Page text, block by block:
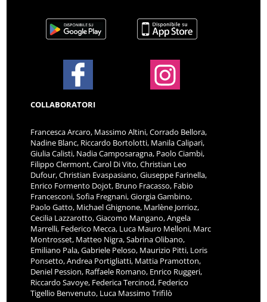
COLLABORATORI
Francesca Arcaro, Massimo Altini, Corrado Bellora,
Nadine Blanc, Riccardo Bortolotti, Manila Calipari,
Giulia Calisti, Nadia Camposaragna, Paolo Ciambi,
Filippo Clermont, Carol Di Vito, Christian Leo
Dufour, Christian Evaspasiano, Giuseppe Farinella,
Enrico Formento Dojot, Bruno Fracasso, Fabio
Francesconi, Sofia Fregnani, Giorgia Gambino,
Paolo Gatto, Michael Ghignone, Marlène Jorrioz,
Cecilia Lazzarotto, Giacomo Mangano, Angela
Marrelli, Federico Mecca, Luca Mauro Melloni, Marc
Montrosset, Matteo Nigra, Sabrina Olibano,
Emiliano Pala, Gabriele Peloso, Maurizio Pitti, Loris
Ponsetto, Andrea Portigliatti, Mattia Pramotton,
Deniel Pession, Raffaele Romano, Enrico Ruggeri,
Riccardo Savoye, Federica Tercinod, Federico
Tigellio Benvenuto, Luca Massimo Trifilò